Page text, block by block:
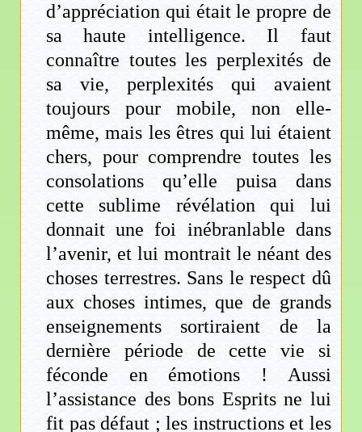
d’appréciation qui était le propre de
sa haute intelligence. Il faut
connaître toutes les perplexités de
sa vie, perplexités qui avaient
toujours pour mobile, non elle-
même, mais les êtres qui lui étaient
chers, pour comprendre toutes les
consolations qu’elle puisa dans
cette sublime révélation qui lui
donnait une foi inébranlable dans
l’avenir, et lui montrait le néant des
choses terrestres. Sans le respect dû
aux choses intimes, que de grands
enseignements sortiraient de la
dernière période de cette vie si
féconde en émotions ! Aussi
l’assistance des bons Esprits ne lui
fit pas défaut ; les instructions et les